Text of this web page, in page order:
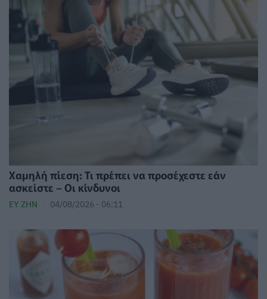
Χαμηλή πίεση: Τι πρέπει να προσέχεστε εάν
ασκείστε – Οι κίνδυνοι
ΕΥ ΖΗΝ 04/08/2026 - 06:11